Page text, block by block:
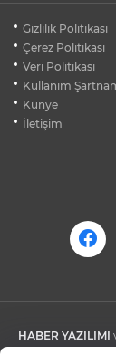
Gizlilik Politikası
Çerez Politikası
Veri Politikası
Kullanım
Künye
İletişim
HABER YAZILIMI